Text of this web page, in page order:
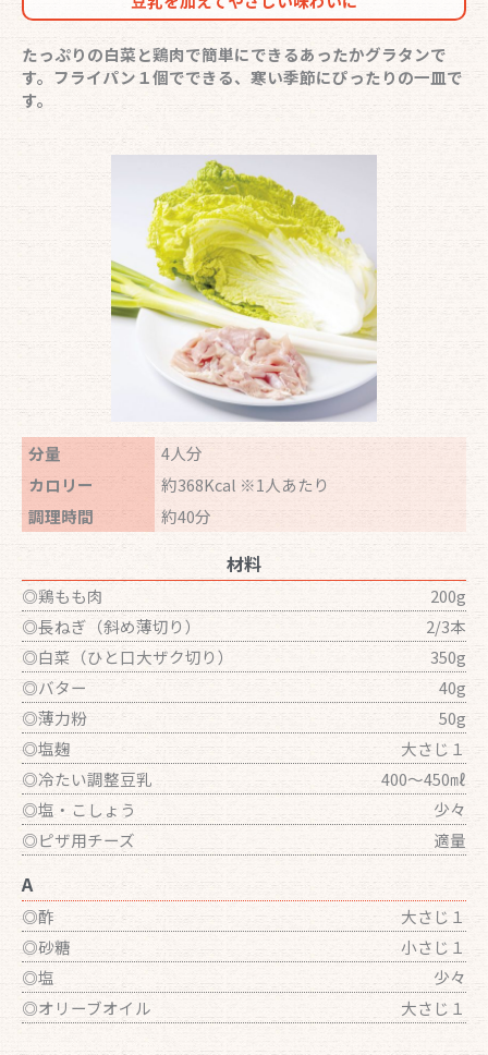
たっぷりの白菜と鶏肉で簡単にできるあったかグラタンで
す。フライパン１個でできる、寒い季節にぴったりの一皿で
す。
分量
4人分
カロリー
約368Kcal ※1人あたり
調理時間
約40分
材料
◎鶏もも肉
200g
◎長ねぎ（斜め薄切り）
2/3本
◎白菜（ひと口大ザク切り）
350g
◎バター
40g
◎薄力粉
50g
◎塩麹
大さじ１
◎冷たい調整豆乳
400～450㎖
◎塩・こしょう
少々
◎ピザ用チーズ
適量
A
◎酢
大さじ１
◎砂糖
小さじ１
◎塩
少々
◎オリーブオイル
大さじ１